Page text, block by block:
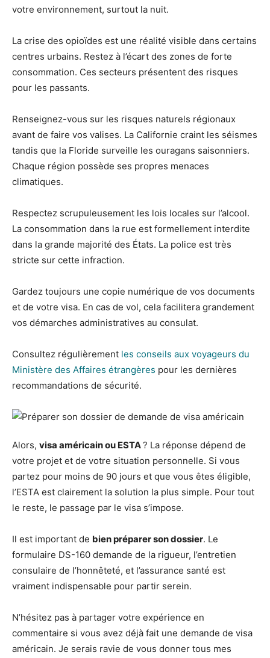
votre environnement, surtout la nuit.
La crise des opioïdes est une réalité visible dans certains
centres urbains. Restez à l’écart des zones de forte
consommation. Ces secteurs présentent des risques
pour les passants.
Renseignez-vous sur les risques naturels régionaux
avant de faire vos valises. La Californie craint les séismes
tandis que la Floride surveille les ouragans saisonniers.
Chaque région possède ses propres menaces
climatiques.
Respectez scrupuleusement les lois locales sur l’alcool.
La consommation dans la rue est formellement interdite
dans la grande majorité des États. La police est très
stricte sur cette infraction.
Gardez toujours une copie numérique de vos documents
et de votre visa. En cas de vol, cela facilitera grandement
vos démarches administratives au consulat.
Consultez régulièrement les conseils aux voyageurs du
Ministère des Affaires étrangères pour les dernières
recommandations de sécurité.
Alors, visa américain ou ESTA? La réponse dépend de
votre projet et de votre situation personnelle. Si vous
partez pour moins de 90 jours et que vous êtes éligible,
l’ESTA est clairement la solution la plus simple. Pour tout
le reste, le passage par le visa s’impose.
Il est important de bien préparer son dossier. Le
formulaire DS-160 demande de la rigueur, l’entretien
consulaire de l’honnêteté, et l’assurance santé est
vraiment indispensable pour partir serein.
N’hésitez pas à partager votre expérience en
commentaire si vous avez déjà fait une demande de visa
américain. Je serais ravie de vous donner tous mes